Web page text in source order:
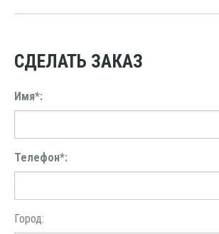
СДЕЛАТЬ ЗАКАЗ
Имя*:
Телефон*:
Город: